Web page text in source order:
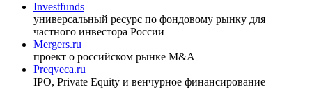
Investfunds
универсальный ресурс по фондовому рынку для
частного инвестора России
Mergers.ru
проект о российском рынке M&A
Preqveca.ru
IPO, Private Equity и венчурное финансирование